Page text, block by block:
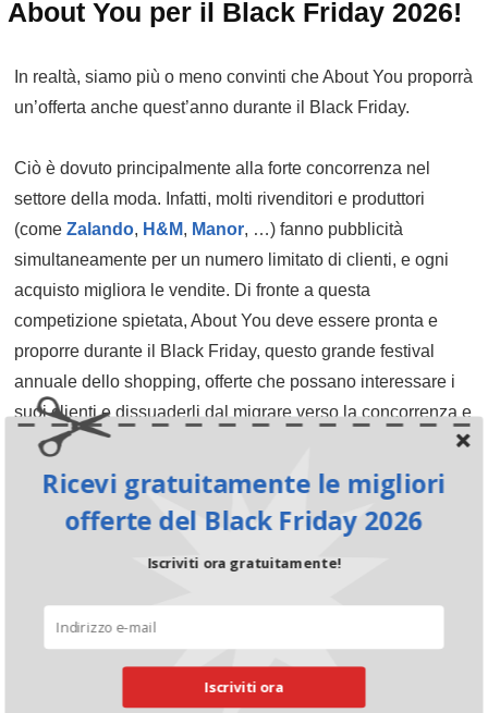
About You per il Black Friday 2026!
In realtà, siamo più o meno convinti che About You proporrà
un’offerta anche quest’anno durante il Black Friday.
Ciò è dovuto principalmente alla forte concorrenza nel
settore della moda. Infatti, molti rivenditori e produttori
(come Zalando, H&M, Manor, …) fanno pubblicità
simultaneamente per un numero limitato di clienti, e ogni
acquisto migliora le vendite. Di fronte a questa
competizione spietata, About You deve essere pronta e
proporre durante il Black Friday, questo grande festival
annuale dello shopping, offerte che possano interessare i
suoi clienti e dissuaderli dal migrare verso la concorrenza e
anche attirare nuovi clienti.
Non possiamo ancora dire esattamente come sarà l’offerta
di About You per il Black Friday 2026.
su articoli selezionati, uno sconto forfettario sull’intera
Tutte e tre le opzioni vengono utilizzate dalle aziende di
Iscriviti ora
Ricevi gratuitamente le migliori
offerte del Black Friday 2026
Iscriviti ora gratuitamente!